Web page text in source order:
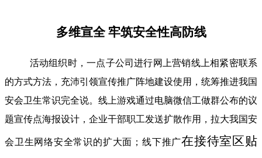
多维宣全 牢筑安全性高防线
活动组织时，一点子公司进行网上营销线上相紧密联系
的方式方法，充沛引领宣传推广阵地建设使用，统筹推进我国
安会卫生常识完全说。线上游戏通过电脑微信工做群公布的议
题宣传点海报设计，企业干部职工发送扩散作用，拉大我国安
会卫生网络安全常识的扩大面；线下推广在接待室区贴